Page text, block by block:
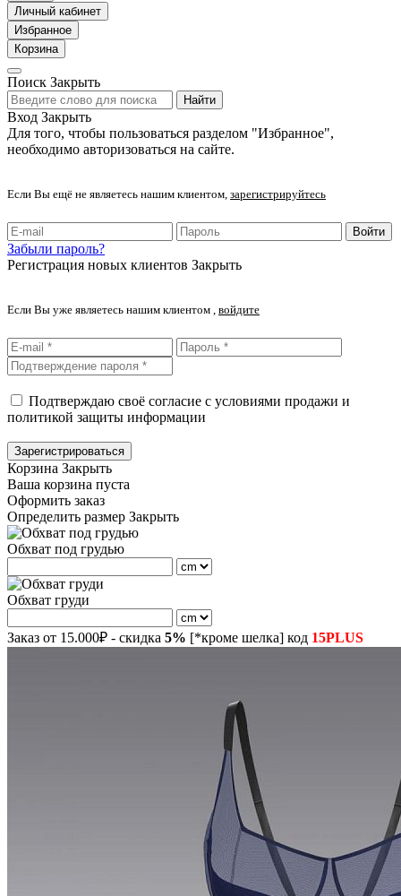
Личный кабинет
Избранное
Корзина
Поиск Закрыть
Найти
Вход Закрыть
Для того, чтобы пользоваться разделом "Избранное",
необходимо авторизоваться на сайте.
Если Вы ещё не являетесь нашим клиентом, зарегистрируйтесь
Войти
Забыли пароль?
Регистрация новых клиентов Закрыть
Если Вы уже являетесь нашим клиентом , войдите
Подтверждаю своё согласие с условиями продажи и
политикой защиты информации
Зарегистрироваться
Корзина Закрыть
Ваша корзина пуста
Оформить заказ
Определить размер Закрыть
Обхват под грудью
Обхват груди
Заказ от 15.000₽ - скидка 5% [*кроме шелка] код 15PLUS